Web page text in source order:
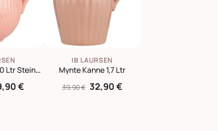
Mynte Kanne 2,0 Ltr Steingut Krug
€
IB LAURSEN
Mynte Kanne 1,7 Ltr
39,90 € 32,90 €